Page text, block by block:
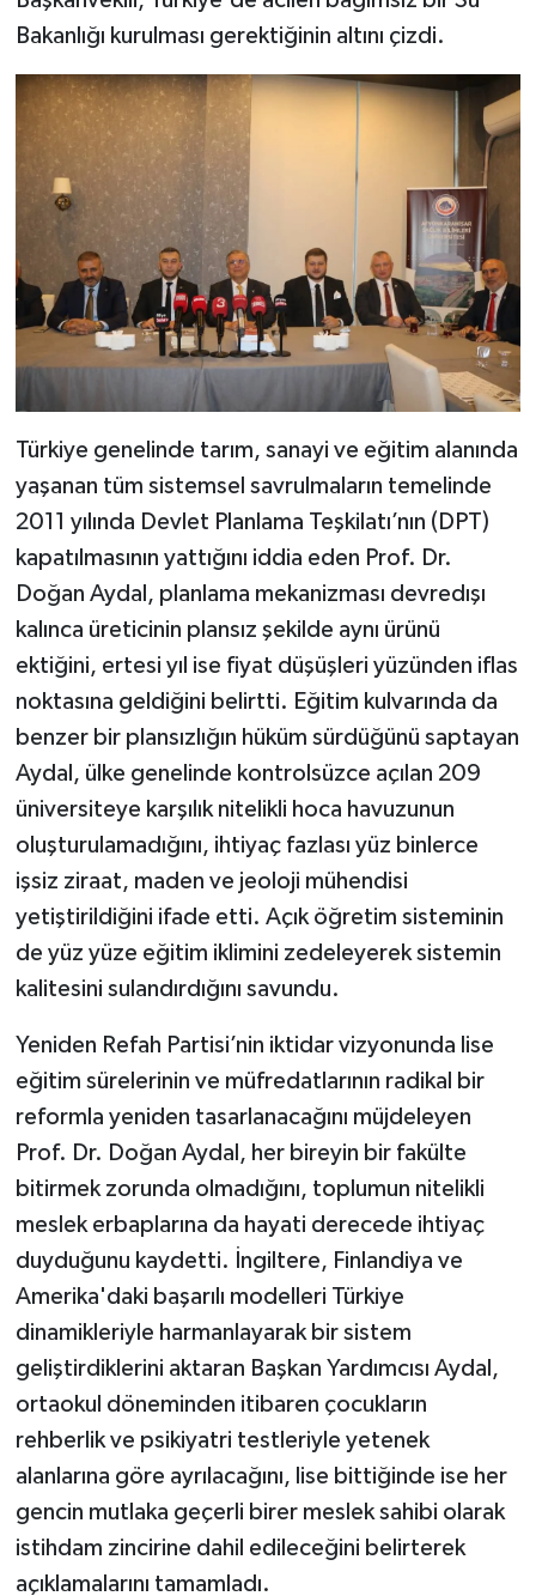
Bakanlığı kurulması gerektiğinin altını çizdi.
Türkiye genelinde tarım, sanayi ve eğitim alanında
yaşanan tüm sistemsel savrulmaların temelinde
2011 yılında Devlet Planlama Teşkilatı’nın (DPT)
kapatılmasının yattığını iddia eden Prof. Dr.
Doğan Aydal, planlama mekanizması devredışı
kalınca üreticinin plansız şekilde aynı ürünü
ektiğini, ertesi yıl ise fiyat düşüşleri yüzünden iflas
noktasına geldiğini belirtti. Eğitim kulvarında da
benzer bir plansızlığın hüküm sürdüğünü saptayan
Aydal, ülke genelinde kontrolsüzce açılan 209
üniversiteye karşılık nitelikli hoca havuzunun
oluşturulamadığını, ihtiyaç fazlası yüz binlerce
işsiz ziraat, maden ve jeoloji mühendisi
yetiştirildiğini ifade etti. Açık öğretim sisteminin
de yüz yüze eğitim iklimini zedeleyerek sistemin
kalitesini sulandırdığını savundu.
Yeniden Refah Partisi’nin iktidar vizyonunda lise
eğitim sürelerinin ve müfredatlarının radikal bir
reformla yeniden tasarlanacağını müjdeleyen
Prof. Dr. Doğan Aydal, her bireyin bir fakülte
bitirmek zorunda olmadığını, toplumun nitelikli
meslek erbaplarına da hayati derecede ihtiyaç
duyduğunu kaydetti. İngiltere, Finlandiya ve
Amerika'daki başarılı modelleri Türkiye
dinamikleriyle harmanlayarak bir sistem
geliştirdiklerini aktaran Başkan Yardımcısı Aydal,
ortaokul döneminden itibaren çocukların
rehberlik ve psikiyatri testleriyle yetenek
alanlarına göre ayrılacağını, lise bittiğinde ise her
gencin mutlaka geçerli birer meslek sahibi olarak
istihdam zincirine dahil edileceğini belirterek
açıklamalarını tamamladı.